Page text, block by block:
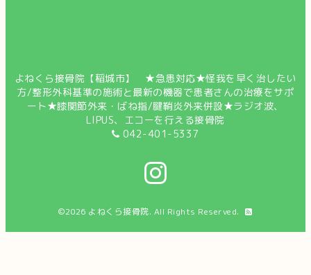
よねくら接骨院【稲城市】 ★急患対応★怪我を早く治したい
方/整形外科基準の施術と最新の機器で患者さんの治療をサポ
ート★膝関節外来・ばね指/腱鞘炎外来併設★ラジオ波、
LIPUS、エコーを行える接骨院
042-401-5337
©2026 よねくら接骨院. All Rights Reserved.